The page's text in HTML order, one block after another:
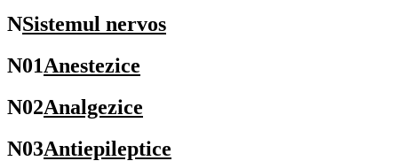
NSistemul nervos
N01Anestezice
N02Analgezice
N03Antiepileptice